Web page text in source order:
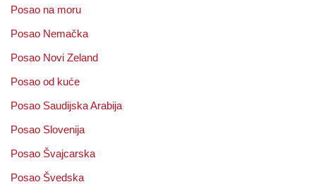
Posao na moru
Posao Nemačka
Posao Novi Zeland
Posao od kuće
Posao Saudijska Arabija
Posao Slovenija
Posao Švajcarska
Posao Švedska